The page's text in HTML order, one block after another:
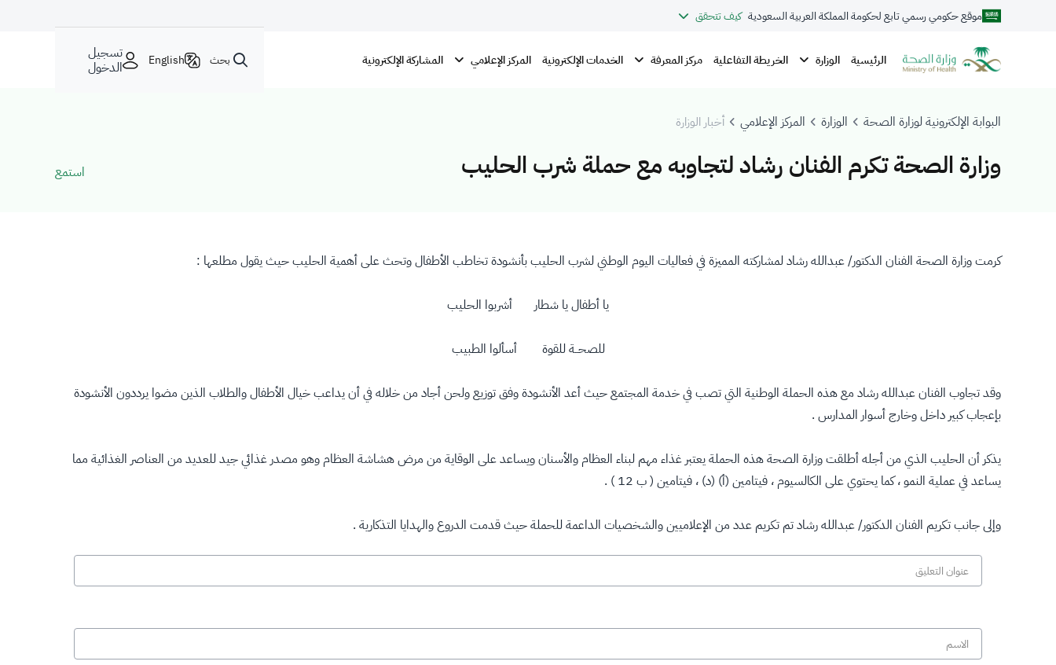
موقع حكومي رسمي تابع لحكومة المملكة العربية السعودية كيف تتحقق
الرئيسية الوزارة الخريطة التفاعلية مركز المعرفة الخدمات الإلكترونية المركز الإعلامي المشاركة الإلكترونية بحث English تسجيل
الدخول
البوابة الإلكترونية لوزارة الصحة الوزارة المركز الإعلامي أخبار الوزارة
وزارة الصحة تكرم الفنان رشاد لتجاوبه مع حملة شرب الحليب استمع
كرمت وزارة الصحة الفنان الدكتور/ عبدالله رشاد لمشاركته المميزة في فعاليات اليوم الوطني لشرب الحليب بأنشودة تخاطب الأطفال وتحث على أهمية الحليب حيث يقول مطلعها :
يا أطفال يا شطار أشربوا الحليب
للصحــة للقوة أسألوا الطبيب
وقد تجاوب الفنان عبدالله رشاد مع هذه الحملة الوطنية التي تصب في خدمة المجتمع حيث أعد الأنشودة وفق توزيع ولحن أجاد من خلاله في أن يداعب خيال الأطفال والطلاب الذين مضوا يرددون الأنشودة
بإعجاب كبير داخل وخارج أسوار المدارس .
يذكر أن الحليب الذي من أجله أطلقت وزارة الصحة هذه الحملة يعتبر غذاء مهم لبناء العظام والأسنان ويساعد على الوقاية من مرض هشاشة العظام وهو مصدر غذائي جيد للعديد من العناصر الغذائية مما
يساعد في عملية النمو ، كما يحتوي على الكالسيوم ، فيتامين (أ) (د) ، فيتامين ( ب 12 ) .
وإلى جانب تكريم الفنان الدكتور/ عبدالله رشاد تم تكريم عدد من الإعلاميين والشخصيات الداعمة للحملة حيث قدمت الدروع والهدايا التذكارية .